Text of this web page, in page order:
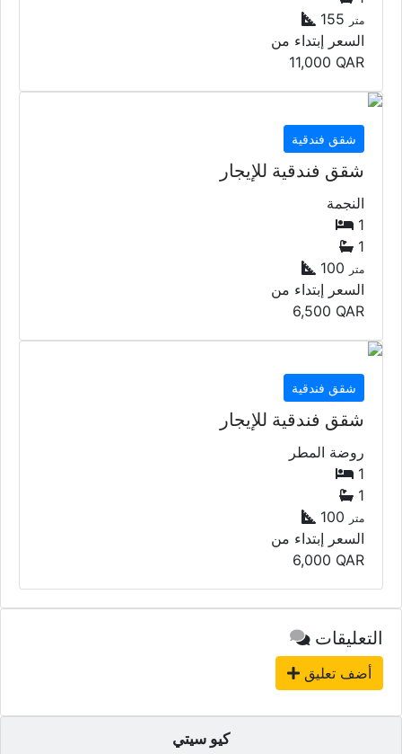
155
متر
السعر إبتداء من
11,000 QAR
شقق فندقية
شقق فندقية للإيجار
النجمة
1
1
100
متر
السعر إبتداء من
6,500 QAR
شقق فندقية
شقق فندقية للإيجار
روضة المطر
1
1
100
متر
السعر إبتداء من
6,000 QAR
التعليقات
أضف تعليق
كيو سيتي